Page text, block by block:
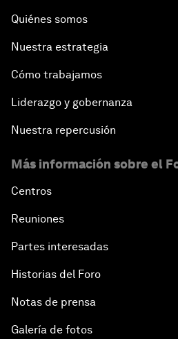
Quiénes somos
Nuestra estrategia
Cómo trabajamos
Liderazgo y gobernanza
Nuestra repercusión
Más información sobre el
Centros
Reuniones
Partes interesadas
Historias del Foro
Notas de prensa
Galería de fotos